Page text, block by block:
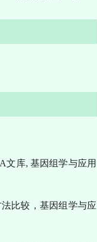
文库, 基因组学与应用
比较，基因组学与应